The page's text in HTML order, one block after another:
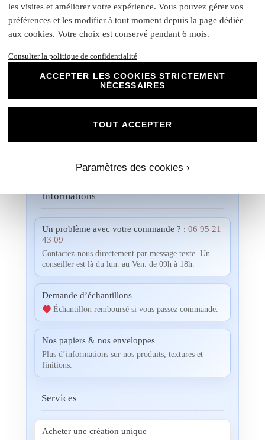
expertise et à notre passion pour vous
accompagner dans la réalisation de vos
projets évènementiels.
Une fois votre commande passée, si vous souhaitez
couleurs, un créateur vous contactera. Ensemble, vous
Informations
Un problème avec votre commande ? : 06 95 21
43 09
Contactez-nous directement par message texte. Un
conseiller est là du lun. au Ven. de 09h à 18h.
Demande d’échantillons
Échantillon remboursé si vous passez commande.
Nos papiers & nos enveloppes
Plus d’informations sur nos produits, textures et
finitions.
Services
Acheter une création unique
les visites et améliorer votre expérience. Vous pouvez gérer vos
préférences et les modifier à tout moment depuis la page dédiée
aux cookies. Votre choix est conservé pendant 6 mois.
Consulter la politique de confidentialité
ACCEPTER LES COOKIES STRICTEMENT
NÉCESSAIRES
Paramètres des cookies ›
TOUT ACCEPTER